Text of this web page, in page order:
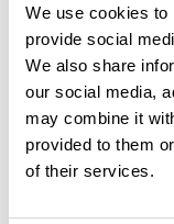
We use cookies to
provide social
We also share
our social media,
may combine it
provided to them
of their services.
Découvrez ce